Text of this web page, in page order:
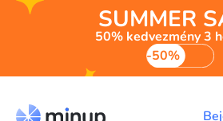
SUMMER
50% kedvezmény 3
-50%